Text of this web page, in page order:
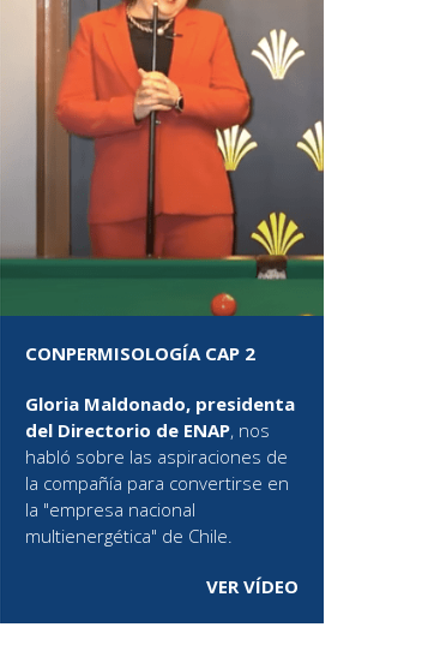
CONPERMISOLOGÍA CAP 2
Gloria Maldonado, presidenta
del Directorio de ENAP, nos
habló sobre las aspiraciones de
la compañía para convertirse en
la "empresa nacional
multienergética" de Chile.
VER VÍDEO